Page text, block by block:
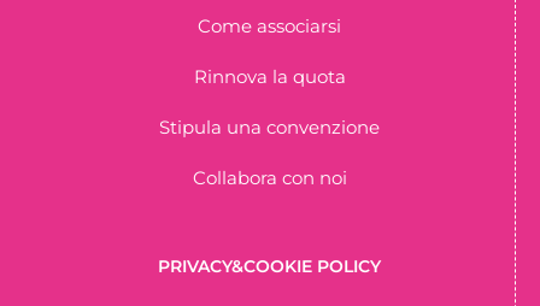
Come associarsi
Rinnova la quota
Stipula una convenzione
Collabora con noi
PRIVACY&COOKIE POLICY